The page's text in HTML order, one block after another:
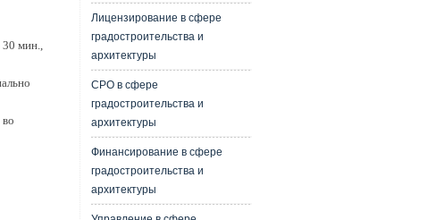
мин.,
Лицензирование в сфере
градостроительства и
архитектуры
СРО в сфере
градостроительства и
архитектуры
Финансирование в сфере
градостроительства и
архитектуры